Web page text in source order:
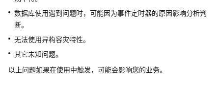
说
明
快
入
数据库使用遇到问题时，可能因为事件定时器的原因影响分析判
断。
无法使用异构容灾特性。
其它未知问题。
以上问题如果在使用中触发，可能会影响您的业务。